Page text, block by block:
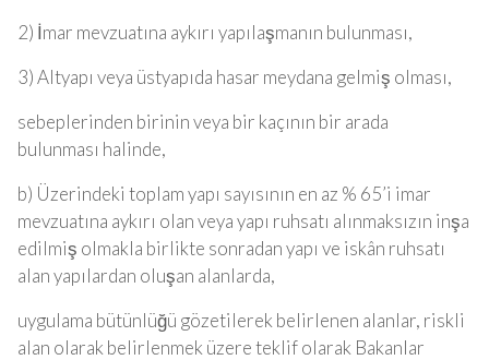
2) İmar mevzuatına aykırı yapılaşmanın bulunması,
3) Altyapı veya üstyapıda hasar meydana gelmiş olması,
sebeplerinden birinin veya bir kaçının bir arada
bulunması halinde,
b) Üzerindeki toplam yapı sayısının en az % 65’i imar
mevzuatına aykırı olan veya yapı ruhsatı alınmaksızın inşa
edilmiş olmakla birlikte sonradan yapı ve iskân ruhsatı
alan yapılardan oluşan alanlarda,
uygulama bütünlüğü gözetilerek belirlenen alanlar, riskli
alan olarak belirlenmek üzere teklif olarak Bakanlar